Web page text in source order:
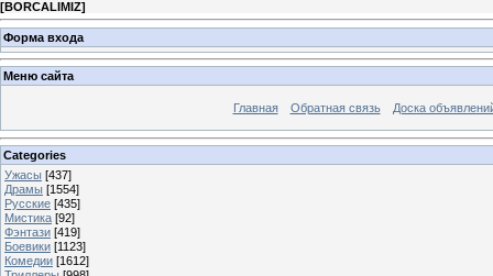
[BORCALIMIZ]
Форма входа
Меню сайта
Главная Обратная связь Доска
Categories
Ужасы [437]
Драмы [1554]
Русские [435]
Мистика [92]
Фэнтази [419]
Боевики [1123]
Комедии [1612]